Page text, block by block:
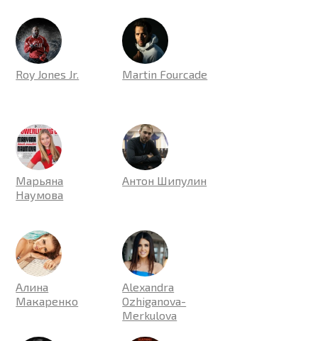
Roy Jones Jr. Martin Fourcade
Марьяна
Наумова
Антон Шипулин
Алина
Макаренко
Alexandra
Ozhiganova-
Merkulova